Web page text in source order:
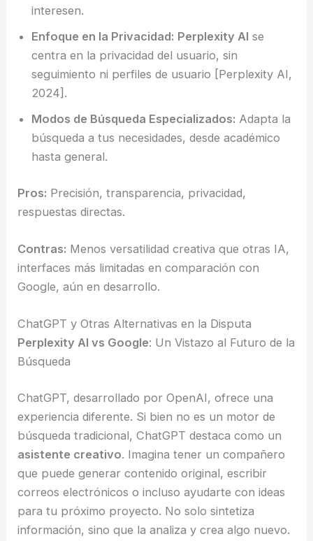
interesen.
Enfoque en la Privacidad: Perplexity AI se
centra en la privacidad del usuario, sin
seguimiento ni perfiles de usuario [Perplexity AI,
2024].
Modos de Búsqueda Especializados: Adapta la
búsqueda a tus necesidades, desde académico
hasta general.
Pros: Precisión, transparencia, privacidad,
respuestas directas.
Contras: Menos versatilidad creativa que otras IA,
interfaces más limitadas en comparación con
Google, aún en desarrollo.
ChatGPT y Otras Alternativas en la Disputa
Perplexity AI vs Google: Un Vistazo al Futuro de la
Búsqueda
ChatGPT, desarrollado por OpenAI, ofrece una
experiencia diferente. Si bien no es un motor de
búsqueda tradicional, ChatGPT destaca como un
asistente creativo. Imagina tener un compañero
que puede generar contenido original, escribir
correos electrónicos o incluso ayudarte con ideas
para tu próximo proyecto. No solo sintetiza
información, sino que la analiza y crea algo nuevo.